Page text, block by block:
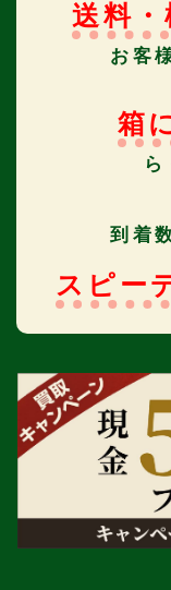
送料・
お客
箱
到着
スピー